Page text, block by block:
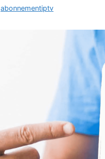
abonnementiptv